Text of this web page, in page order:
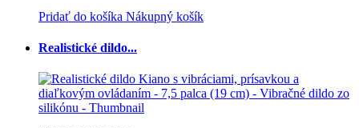
Pridať do košíka Nákupný košík
Realistické dildo...